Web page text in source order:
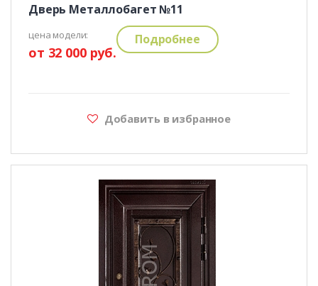
Дверь Металлобагет №11
цена модели:
от 32 000 руб.
Подробнее
Добавить в избранное